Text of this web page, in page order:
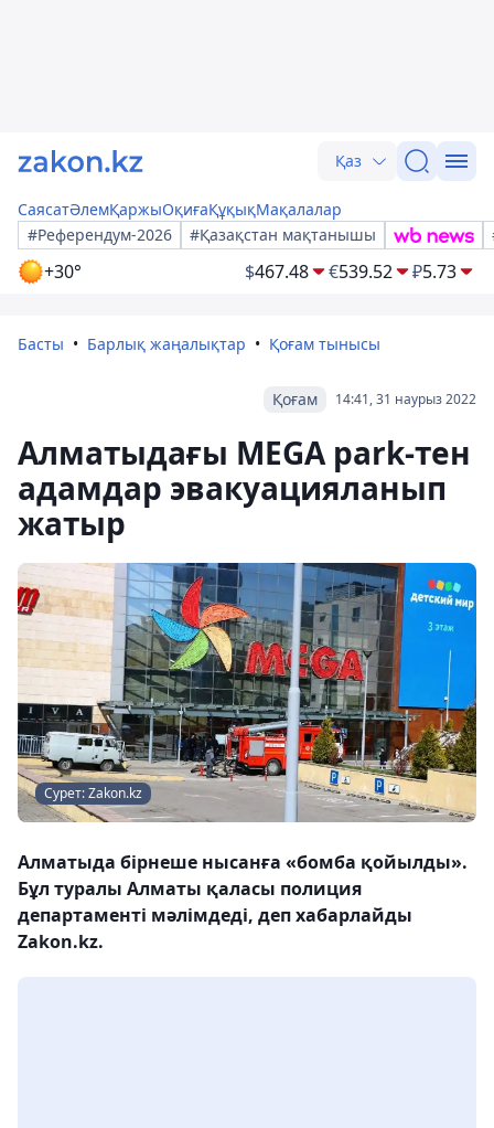
Қаз
СаясатӘлемҚаржыОқиғаҚұқықМақалалар
#Референдум-2026
#Қазақстан мақтанышы
+30° $467.48 €539.52 ₽5.73
Басты Барлық жаңалықтар Қоғам тынысы
14:41, 31 наурыз 2022
Қоғам
Алматыдағы MEGA park-тен
адамдар эвакуацияланып
жатыр
Сурет: Zakon.kz
Алматыда бірнеше нысанға «бомба қойылды».
Бұл туралы Алматы қаласы полиция
департаменті мәлімдеді, деп хабарлайды
Zakon.kz.